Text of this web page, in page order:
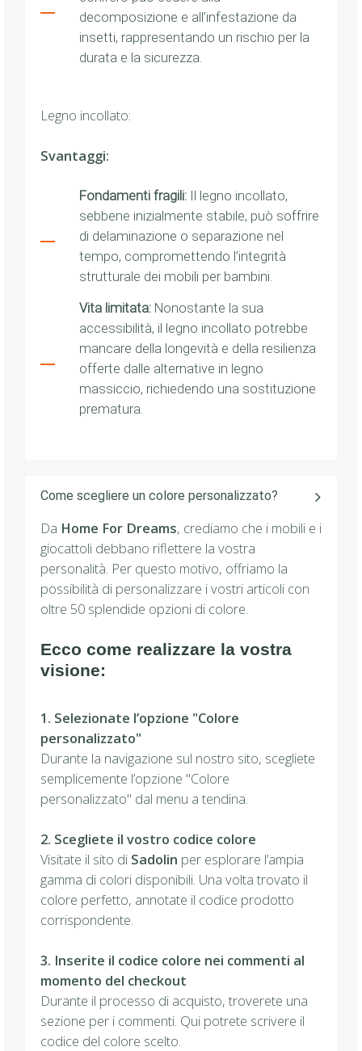
decomposizione e all’infestazione da
insetti, rappresentando un rischio per la
durata e la sicurezza.
Legno incollato:
Svantaggi:
Fondamenti fragili:Il legno incollato,
sebbene inizialmente stabile, può soffrire
di delaminazione o separazione nel
tempo, compromettendo l’integrità
strutturale dei mobili per bambini.
Vita limitata:Nonostante la sua
accessibilità, il legno incollato potrebbe
mancare della longevità e della resilienza
offerte dalle alternative in legno
massiccio, richiedendo una sostituzione
prematura.
Come scegliere un colore personalizzato?
Da Home For Dreams, crediamo che i mobili e i
giocattoli debbano riflettere la vostra
personalità. Per questo motivo, offriamo la
possibilità di personalizzare i vostri articoli con
oltre 50 splendide opzioni di colore.
Ecco come realizzare la vostra
visione:
1. Selezionate l’opzione "Colore
personalizzato"
Durante la navigazione sul nostro sito, scegliete
semplicemente l’opzione "Colore
personalizzato" dal menu a tendina.
2. Scegliete il vostro codice colore
Visitate il sito di Sadolin per esplorare l’ampia
gamma di colori disponibili. Una volta trovato il
colore perfetto, annotate il codice prodotto
corrispondente.
3. Inserite il codice colore nei commenti al
momento del checkout
Durante il processo di acquisto, troverete una
sezione per i commenti. Qui potrete scrivere il
codice del colore scelto.